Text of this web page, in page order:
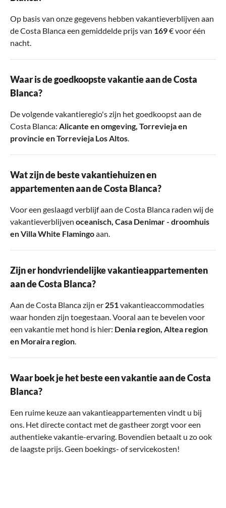
Op basis van onze gegevens hebben vakantieverblijven aan
de Costa Blanca een gemiddelde prijs van 169€ voor één
nacht.
Waar is de goedkoopste vakantie aan de Costa
Blanca?
De volgende vakantieregio's zijn het goedkoopst aan de
Costa Blanca: Alicante en omgeving, Torrevieja en
provincie enTorrevieja Los Altos.
Wat zijn de beste vakantiehuizen en
appartementen aan de Costa Blanca?
Voor een geslaagd verblijf aan de Costa Blanca raden wij de
vakantieverblijven oceanisch, Casa Denimar - droomhuis
enVilla White Flamingoaan.
Zijn er hondvriendelijke vakantieappartementen
aan de Costa Blanca?
Aan de Costa Blanca zijn er 251vakantieaccommodaties
waar honden zijn toegestaan. Vooral aan te bevelen voor
een vakantie met hond is hier: Denia region, Altea region
en Moraira region.
Waar boek je het beste een vakantie aan de Costa
Blanca?
Een ruime keuze aan vakantieappartementen vindt u bij
ons. Het directe contact met de gastheer zorgt voor een
authentieke vakantie-ervaring. Bovendien betaalt u zo ook
de laagste prijs. Geen boekings- of servicekosten!